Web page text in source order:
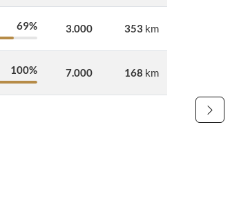
69% 3.000 353 km
100% 7.000 168 km